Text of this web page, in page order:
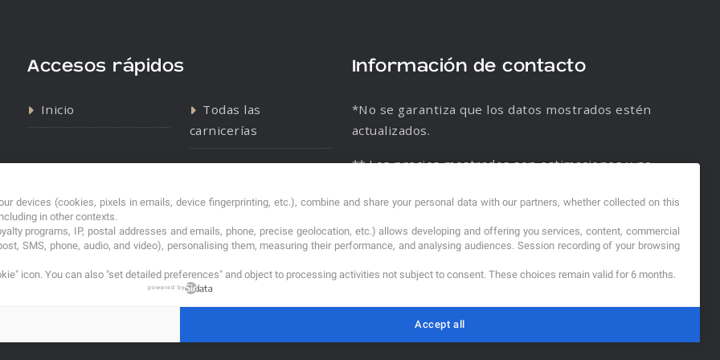
Accesos rápidos
Inicio
Todas las
carnicerías
Contacto Política de cookies
Política de
privacidad
Información de contacto
*No se garantiza que los datos mostrados estén
actualizados.
** Los precios mostrados son estimaciones y no
devices (cookies, pixels in emails, device fingerprinting, etc.), combine and share your personal data with our partners, whether collected on this
in other contexts.
programs, IP, postal addresses and emails, phone, precise geolocation, etc.) allows developing and offering you services, content, commercial
SMS, phone, audio, and video), personalising them, measuring their performance, and analysing audiences. Session recording of your browsing
icon. You can also "set detailed preferences" and object to processing activities not subject to consent. These choices remain valid for 6 months.
powered by
Accept all